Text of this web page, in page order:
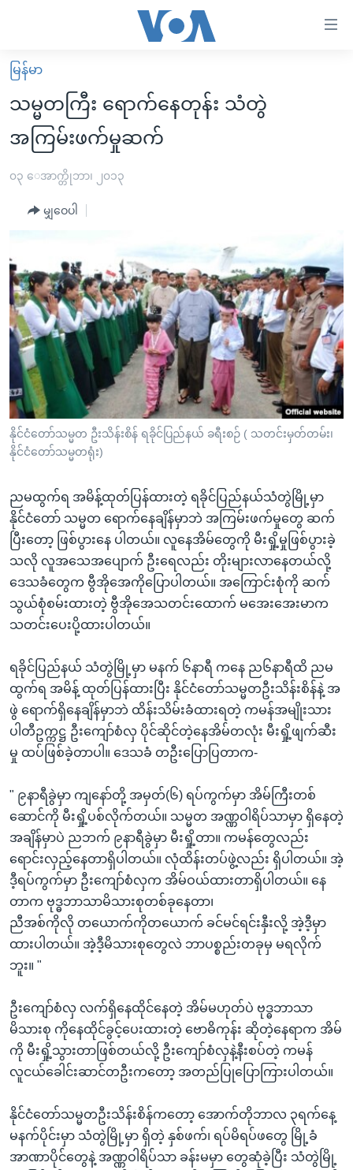
လွယ်ကူ
စေ
သည့်
Link
များ
ကျော်
ကြည့်
ရန်
ပင်မ
ညွန်း
စာမျက်နှာ
သို့
ကျော်
ကြည့်
ရှာဖွေ
ရန်
နေရာ
မူလစာမျက်နှာ
မြန်မာ
ကမ္ဘာ့သတင်းများ
နိုင်ငံတကာ
ရပ်ဝန်းတခု လမ်းတခု အလွန်
အမေရိကန်သုံးအီဒီယံ
မကြေးမုံရဲ့ အင်္ဂလိပ်စာ
ရုပ်ရှင်ထဲက အင်္ဂလိပ်စာ
သုတပဒေသာ အင်္ဂလိပ်စာ
အပတ်စဉ်ကဏ္ဍများ
ရေဒီယို
တီဗွီ
ရေဒီယိုနှင့်ရုပ်သံ အချက်အလက်များ
ရေဒီယို/တီဗွီအစီအစဉ်
Learning English
ဗွီအိုအေ လူမှုကွန်ယက်များ
ဘာသာစကားများ
မြန်မာ
သမ္မတကြီး ရောက်နေတုန်း သံတွဲ
အကြမ်းဖက်မှုဆက်
၀၃ ေအာက္တိုဘာ၊ ၂၀၁၃
မျှဝေပါ
နိုင်ငံတော်သမ္မတ ဦးသိန်းစိန် ရခိုင်ပြည်နယ် ခရီးစဉ် ( သတင်းမှတ်တမ်း၊
နိုင်ငံတော်သမ္မတရုံး)
ညမထွက်ရ အမိန့်ထုတ်ပြန်ထားတဲ့ ရခိုင်ပြည်နယ်သံတွဲမြို့မှာ
နိုင်ငံတော် သမ္မတ ရောက်နေချိန်မှာဘဲ အကြမ်းဖက်မှုတွေ ဆက်
ပြီးတော့ ဖြစ်ပွားနေ ပါတယ်။ လူနေအိမ်တွေကို မီးရှို့မှုဖြစ်ပွားခဲ့
သလို လူအသေအပျောက် ဦးရေလည်း တိုးများလာနေတယ်လို့
ဒေသခံတွေက ဗွီအိုအေကိုပြောပါတယ်။ အကြောင်းစုံကို ဆက်
သွယ်စုံစမ်းထားတဲ့ ဗွီအိုအေသတင်းထောက် မအေးအေးမာက
သတင်းပေးပို့ထားပါတယ်။
ရခိုင်ပြည်နယ် သံတွဲမြို့မှာ မနက် ၆နာရီ ကနေ ည၆နာရီထိ ညမ
ထွက်ရ အမိန့် ထုတ်ပြန်ထားပြီး နိုင်ငံတော်သမ္မတဦးသိန်းစိန်နဲ့ အ
ဖွဲ ရောက်ရှိနေချိန်မှာဘဲ ထိန်းသိမ်းခံထားရတဲ့ ကမန်အမျိုးသား
ပါတီဥက္ကဋ္ဌ ဦးကျော်စံလှ ပိုင်ဆိုင်တဲ့နေအိမ်တလုံး မီးရှို့ဖျက်ဆီး
မှု ထပ်ဖြစ်ခဲ့တာပါ။ ဒေသခံ တဦးပြောပြတာက-
" ၉နာရီခွဲမှာ ကျနော်တို့ အမှတ်(၆) ရပ်ကွက်မှာ အိမ်ကြီးတစ်
ဆောင်ကို မီးရှို့ပစ်လိုက်တယ်။ သမ္မတ အဏ္ဏဝါရိပ်သာမှာ ရှိနေတဲ့
အချိန်မှာပဲ ညဘက် ၉နာရီခွဲမှာ မီးရှို့တာ။ ကမန်တွေလည်း
ရောင်းလှည့်နေတာရှိပါတယ်။ လုံထိန်းတပ်ဖွဲ့လည်း ရှိပါတယ်။ အဲ့
ဒီ့ရပ်ကွက်မှာ ဦးကျော်စံလှက အိမ်ဝယ်ထားတာရှိပါတယ်။ နေ
တာက ဗုဒ္ဓဘာသာမိသားစုတစ်ခုနေတာ၊
ညီအစ်ကိုလို တယောက်ကိုတယောက် ခင်မင်ရင်းနှီးလို့ အဲ့ဒီ့မှာ
ထားပါတယ်။ အဲ့ဒီ့မိသားစုတွေလဲ ဘာပစ္စည်းတခုမှ မရလိုက်
ဘူး။ "
ဦးကျော်စံလှ လက်ရှိနေထိုင်နေတဲ့ အိမ်မဟုတ်ပဲ ဗုဒ္ဓဘာသာ
မိသားစု ကိုနေထိုင်ခွင့်ပေးထားတဲ့ ဗောဓိကုန်း ဆိုတဲ့နေရာက အိမ်
ကို မီးရှို့သွားတာဖြစ်တယ်လို့ ဦးကျော်စံလှနဲ့နီးစပ်တဲ့ ကမန်
လူငယ်ခေါင်းဆာင်တဦးကတော့ အတည်ပြုပြောကြားပါတယ်။
နိုင်ငံတော်သမ္မတဦးသိန်းစိန်ကတော့ အောက်တိုဘာလ ၃ရက်နေ့
မနက်ပိုင်းမှာ သံတွဲမြို့မှာ ရှိတဲ့ နှစ်ဖက်၊ ရပ်မိရပ်ဖတွေ မြို့ခံ
အာဏာပိုင်တွေနဲ့ အဏ္ဏဝါရိပ်သာ ခန်းမမှာ တွေဆုံခဲ့ပြီး သံတွဲမြို့